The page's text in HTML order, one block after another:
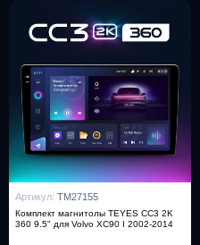
Артикул: TM27155
Комплект магнитолы TEYES CC3 2K
360 9.5" для Volvo XC90 I 2002-2014